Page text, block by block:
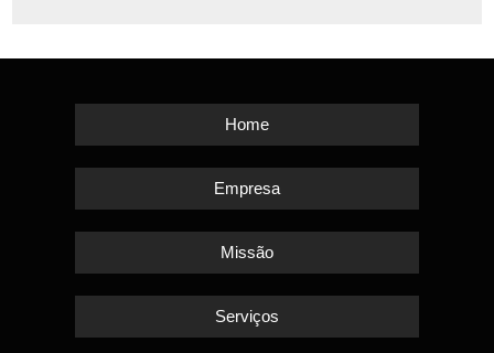
Home
Empresa
Missão
Serviços